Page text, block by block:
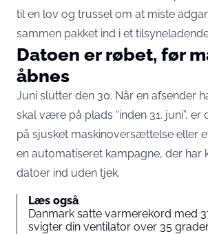
til en lov og trussel om at miste
sammen pakket ind i et
Datoen er røbet, før
åbnes
Juni slutter den 30. Når en afsender
skal være på plads “inden 31. juni”, er
på sjusket maskinoversættelse eller
en automatiseret kampagne, der har
datoer ind uden tjek.
Læs også
Danmark satte varmerekord med
svigter din ventilator over 35